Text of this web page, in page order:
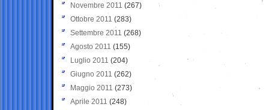
Novembre 2011 (267)
Ottobre 2011 (283)
Settembre 2011 (268)
Agosto 2011 (155)
Luglio 2011 (204)
Giugno 2011 (262)
Maggio 2011 (273)
Aprile 2011 (248)